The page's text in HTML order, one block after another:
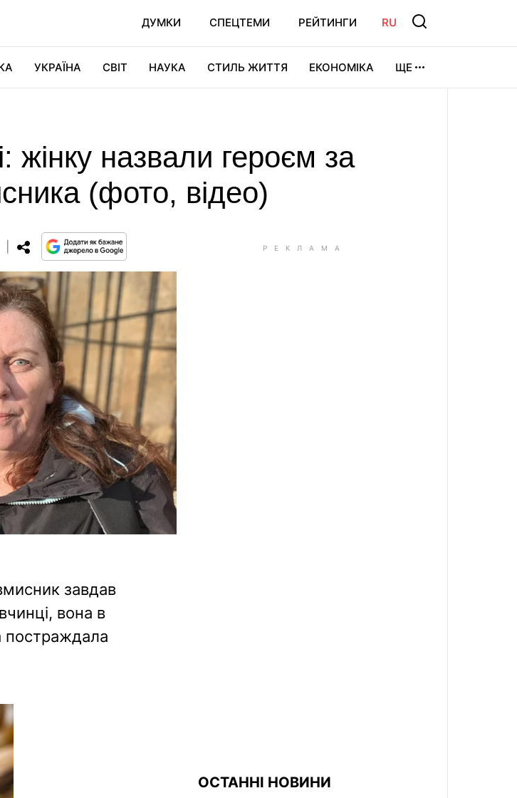
ДУМКИ СПЕЦТЕМИ РЕЙТИНГИ RU
УКРАЇНА СВІТ НАУКА СТИЛЬ ЖИТТЯ ЕКОНОМІКА ЩЕ
жінку назвали героєм за
(фото, відео)
завдав
вона в
постраждала
ОСТАННІ НОВИНИ